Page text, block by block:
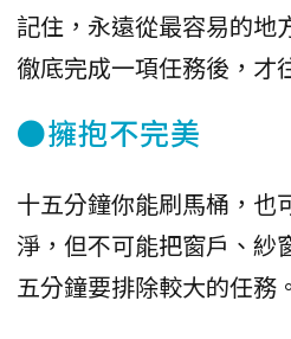
記住，永遠從最容易的地
徹底完成一項任務後，才
●擁抱不完美
十五分鐘你能刷馬桶，也
淨，但不可能把窗戶、紗
五分鐘要排除較大的任務。